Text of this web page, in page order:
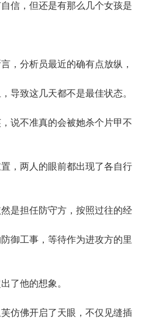
，但还是有那么几个女孩是
分析员最近的确有点放纵，
导致这几天都不是最佳状态。
不准真的会被她杀个片甲不
两人的眼前都出现了各自行
担任防守方，按照过往的经
御工事，等待作为进攻方的里
他的想象。
佛开启了天眼，不仅见缝插